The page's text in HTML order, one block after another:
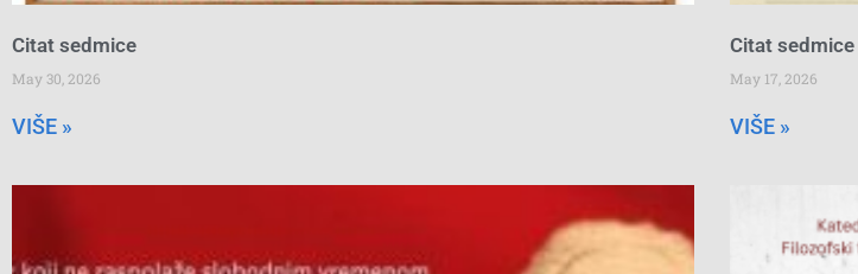
Citat sedmice
May 30, 2026
VIŠE »
Citat sedmice
May 17, 2026
VIŠE »